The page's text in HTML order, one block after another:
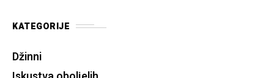
KATEGORIJE
Džinni